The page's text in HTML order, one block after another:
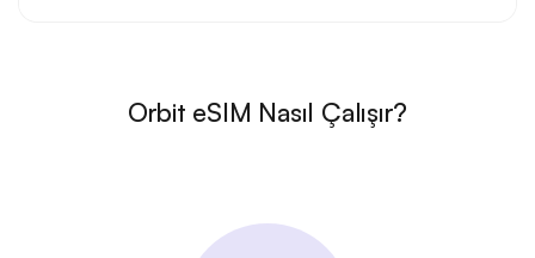
Orbit eSIM Nasıl Çalışır?